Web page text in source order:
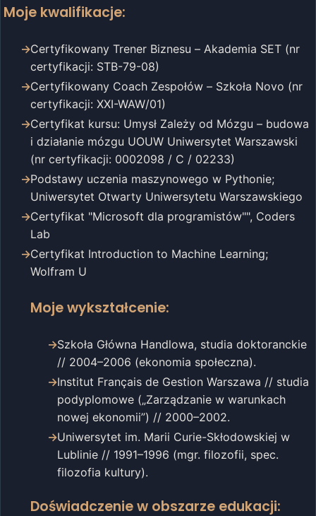
Moje kwalifikacje:
Certyfikowany Trener Biznesu – Akademia SET (nr
certyfikacji: STB-79-08)
Certyfikowany Coach Zespołów – Szkoła Novo (nr
certyfikacji: XXI-WAW/01)
Certyfikat kursu: Umysł Zależy od Mózgu – budowa
i działanie mózgu UOUW Uniwersytet Warszawski
(nr certyfikacji: 0002098 / C / 02233)
Podstawy uczenia maszynowego w Pythonie;
Uniwersytet Otwarty Uniwersytetu Warszawskiego
Certyfikat "Microsoft dla programistów"", Coders
Lab
Certyfikat Introduction to Machine Learning;
Wolfram U
Moje wykształcenie:
Szkoła Główna Handlowa, studia doktoranckie
// 2004–2006 (ekonomia społeczna).
Institut Français de Gestion Warszawa // studia
podyplomowe („Zarządzanie w warunkach
nowej ekonomii”) // 2000–2002.
Uniwersytet im. Marii Curie-Skłodowskiej w
Lublinie // 1991–1996 (mgr. filozofii, spec.
filozofia kultury).
Doświadczenie w obszarze edukacji: